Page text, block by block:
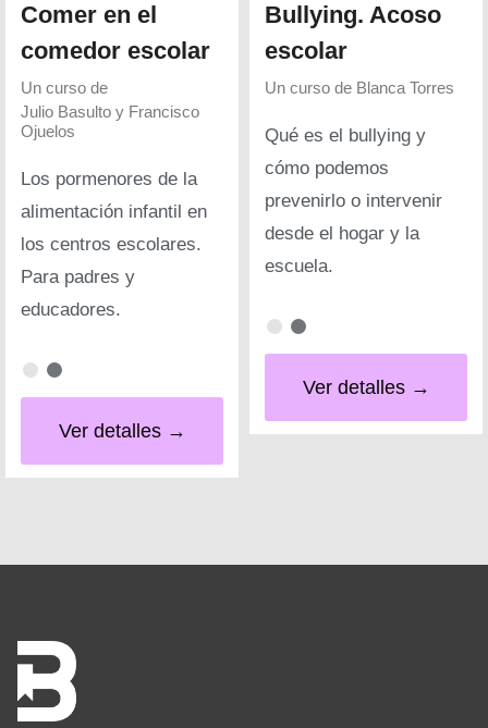
Comer en el
comedor escolar
Un curso de
Julio Basulto y Francisco
Ojuelos
Los pormenores de la
alimentación infantil en
los centros escolares.
Para padres y
educadores.
Ver detalles →
Bullying. Acoso
escolar
Un curso de Blanca Torres
Qué es el bullying y
cómo podemos
prevenirlo o intervenir
desde el hogar y la
escuela.
Ver detalles →